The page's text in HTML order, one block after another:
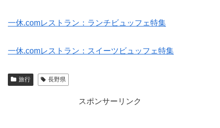
一休.comレストラン：ランチビュッフェ特集
一休.comレストラン：スイーツビュッフェ特集
旅行 長野県
スポンサーリンク